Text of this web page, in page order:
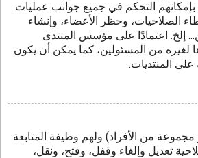
بإمكانهم التحكم في جميع جوانب عمليات
الصلاحيات، وحظر الأعضاء، وإنشاء
إلخ. اعتمادًا على مؤسس المنتدى
لغيره من المسئولين، كما يمكن أن يكون
المنتديات.
من الأفراد) ولهم وظيفة المتابعة
تعديل وإلغاء وقفل، وفتح، ونقل،